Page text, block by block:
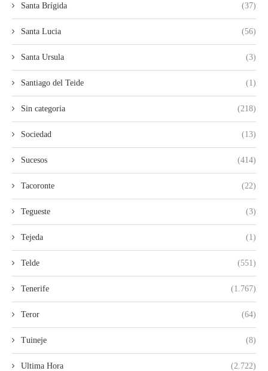
Santa Brígida (37)
Santa Lucia (56)
Santa Ursula (3)
Santiago del Teide (1)
Sin categoria (218)
Sociedad (13)
Sucesos (414)
Tacoronte (22)
Tegueste (3)
Tejeda (1)
Telde (551)
Tenerife (1.767)
Teror (64)
Tuineje (8)
Ultima Hora (2.722)